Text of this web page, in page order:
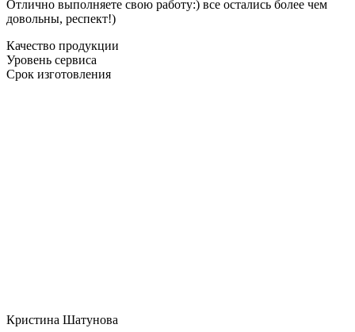
Отлично выполняете свою работу:) все остались более чем
довольны, респект!)
Качество продукции
Уровень сервиса
Срок изготовления
Кристина Шатунова